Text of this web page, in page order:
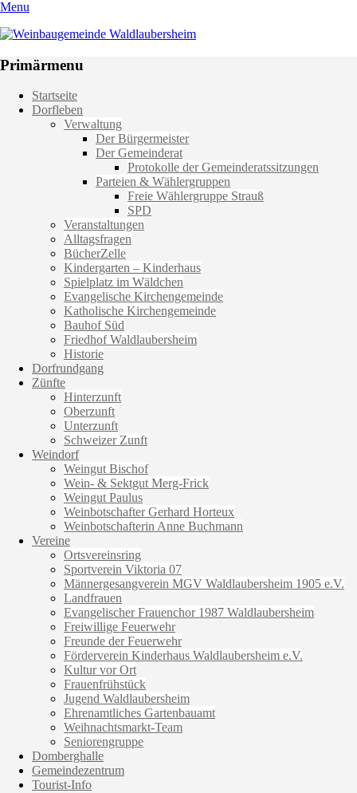
Menu
Weinbaugemeinde Waldlaubersheim
Primärmenu
Weiter
zum
Startseite
Dorfleben
Verwaltung
Der Bürgermeister
Der Gemeinderat
Protokolle der Gemeinderatssitzungen
Parteien & Wählergruppen
Freie Wählergruppe Strauß
SPD
Veranstaltungen
Alltagsfragen
BücherZelle
Kindergarten – Kinderhaus
Spielplatz im Wäldchen
Evangelische Kirchengemeinde
Katholische Kirchengemeinde
Bauhof Süd
Friedhof Waldlaubersheim
Historie
Dorfrundgang
Zünfte
Hinterzunft
Oberzunft
Unterzunft
Schweizer Zunft
Weindorf
Weingut Bischof
Wein- & Sektgut Merg-Frick
Weingut Paulus
Weinbotschafter Gerhard Horteux
Weinbotschafterin Anne Buchmann
Vereine
Ortsvereinsring
Sportverein Viktoria 07
Männergesangverein MGV Waldlaubersheim 1905 e.V.
Landfrauen
Evangelischer Frauenchor 1987 Waldlaubersheim
Freiwillige Feuerwehr
Freunde der Feuerwehr
Förderverein Kinderhaus Waldlaubersheim e.V.
Kultur vor Ort
Frauenfrühstück
Jugend Waldlaubersheim
Ehrenamtliches Gartenbauamt
Weihnachtsmarkt-Team
Seniorengruppe
Domberghalle
Gemeindezentrum
Tourist-Info